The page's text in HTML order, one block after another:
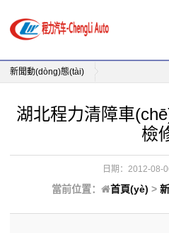
新聞動(dòng)態(tài)
湖北程力清障車
檢
日期：2012-08-
當前位置： 首頁(yè) >